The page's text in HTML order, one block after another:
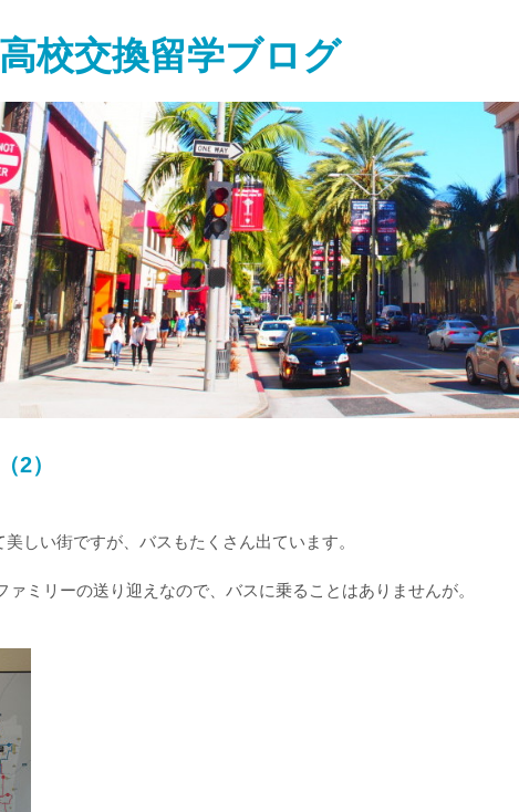
校交換留学ブログ
2）
しい街ですが、バスもたくさん出ています。
ァミリーの送り迎えなので、バスに乗ることはありませんが。